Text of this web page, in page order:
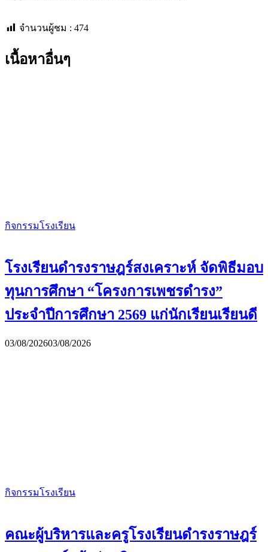
จำนวนผู้ชม : 474
เนื้อหาอื่นๆ
กิจกรรมโรงเรียน
โรงเรียนดำรงราษฎร์สงเคราะห์ จัดพิธีมอบ
ทุนการศึกษา “โครงการเพชรดำรง”
ประจำปีการศึกษา 2569 แก่นักเรียนเรียนดี
03/08/202603/08/2026
กิจกรรมโรงเรียน
คณะผู้บริหารและครูโรงเรียนดำรงราษฎร์